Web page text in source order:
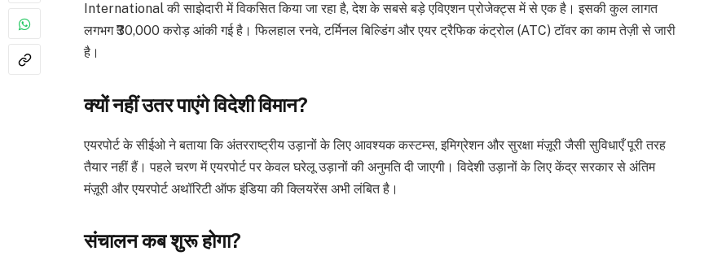
International की साझेदारी में विकसित किया जा रहा है, देश के सबसे बड़े एविएशन प्रोजेक्ट्स में से एक है। इसकी कुल लागत
लगभग ₹30,000 करोड़ आंकी गई है। फिलहाल रनवे, टर्मिनल बिल्डिंग और एयर ट्रैफिक कंट्रोल (ATC) टॉवर का काम तेज़ी से जारी
है।
क्यों नहीं उतर पाएंगे विदेशी विमान?
एयरपोर्ट के सीईओ ने बताया कि अंतरराष्ट्रीय उड़ानों के लिए आवश्यक कस्टम्स, इमिग्रेशन और सुरक्षा मंज़ूरी जैसी सुविधाएँ पूरी तरह
तैयार नहीं हैं। पहले चरण में एयरपोर्ट पर केवल घरेलू उड़ानों की अनुमति दी जाएगी। विदेशी उड़ानों के लिए केंद्र सरकार से अंतिम
मंज़ूरी और एयरपोर्ट अथॉरिटी ऑफ इंडिया की क्लियरेंस अभी लंबित है।
संचालन कब शुरू होगा?